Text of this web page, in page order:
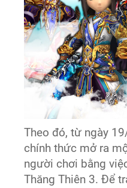
Theo đó, từ ngày
chính thức mở ra
người chơi bằng
Thăng Thiên 3. Để